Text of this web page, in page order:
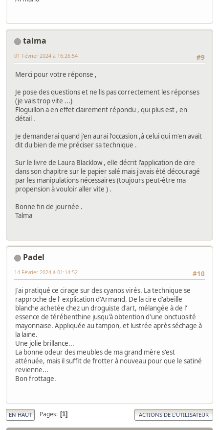
talma
#9
01 Février 2024 à 16:26:54
Merci pour votre réponse ,
Je pose des questions et ne lis pas correctement les réponses
(je vais trop vite ...)
Floguillon a en effet clairement répondu , qui plus est , en
détail .
Je demanderai quand j'en aurai l'occasion ,à celui qui m'en avait
dit du bien de me préciser sa technique .
Sur le livre de Laura Blacklow , elle décrit l'application de cire
dans son chapitre sur le papier salé mais j'avais été découragé
par les manipulations nécessaires (toujours peut-être ma
propension à vouloir aller vite ) .
Bonne fin de journée .
Talma
Padel
#10
14 Février 2024 à 01:14:52
J'ai pratiqué ce cirage sur des cyanos virés. La technique se
rapproche de l' explication d'Armand. De la cire d'abeille
blanche achetée chez un droguiste d'art, mélangée à de l'
essence de térébenthine jusqu'à obtention d'une onctuosité
mayonnaise. Appliquée au tampon, et lustrée après séchage à
la laine.
Une jolie brillance...
La bonne odeur des meubles de ma grand mère s'est
atténuée, mais il suffit de frotter à nouveau pour que le satiné
revienne...
Bon frottage.
EN HAUT Pages 1 ACTIONS DE L'UTILISATEUR